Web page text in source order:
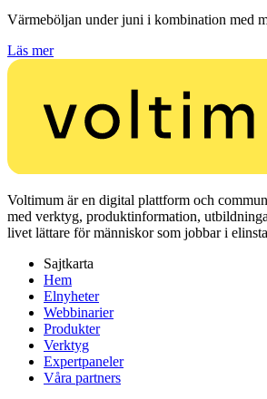
Värmeböljan under juni i kombination med
Läs mer
Voltimum är en digital plattform och
med verktyg, produktinformation,
livet lättare för människor som jobbar i
Sajtkarta
Hem
Elnyheter
Webbinarier
Produkter
Verktyg
Expertpaneler
Våra partners